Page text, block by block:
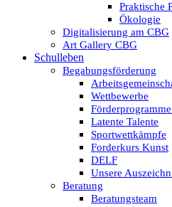
Praktische
Ökologie
Digitalisierung am CBG
Art Gallery CBG
Schulleben
Begabungsförderung
Wettbewerbe
Latente Talente
Sportwettkämpfe
Forderkurs Kunst
DELF
Unsere
Beratung
Beratungsteam